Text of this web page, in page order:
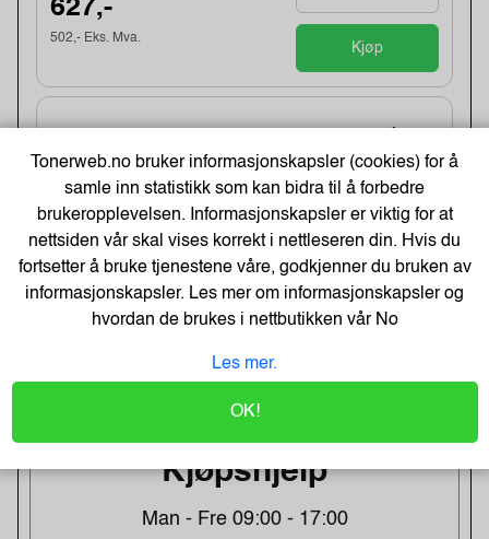
Kjøpshjelp
Man - Fre 09:00 - 17:00
627,-
502,- Eks. Mva.
Kjøp
Varenummer:12586 /992967
Lagerstatus:9 stk på lager.
Sendes om:1-3 dager
1 019,-
Tonerweb.no bruker informasjonskapsler (cookies) for å
samle inn statistikk som kan bidra til å forbedre
brukeropplevelsen. Informasjonskapsler er viktig for at
nettsiden vår skal vises korrekt i nettleseren din. Hvis du
fortsetter å bruke tjenestene våre, godkjenner du bruken av
informasjonskapsler. Les mer om informasjonskapsler og
hvordan de brukes i nettbutikken vårNo
Les mer.
OK!